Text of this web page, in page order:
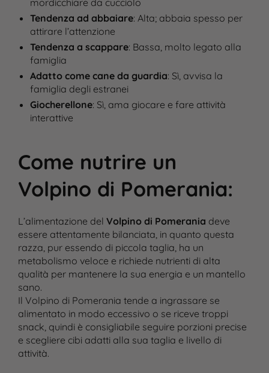
mordicchiare da cucciolo
Tendenza ad abbaiare: Alta; abbaia spesso per
attirare l’attenzione
Tendenza a scappare: Bassa, molto legato alla
famiglia
Adatto come cane da guardia: Sì, avvisa la
famiglia degli estranei
Giocherellone: Sì, ama giocare e fare attività
interattive
Come nutrire un
Volpino di Pomerania:
L’alimentazione del Volpino di Pomerania deve
essere attentamente bilanciata, in quanto questa
razza, pur essendo di piccola taglia, ha un
metabolismo veloce e richiede nutrienti di alta
qualità per mantenere la sua energia e un mantello
sano.
Il Volpino di Pomerania tende a ingrassare se
alimentato in modo eccessivo o se riceve troppi
snack, quindi è consigliabile seguire porzioni precise
e scegliere cibi adatti alla sua taglia e livello di
attività.